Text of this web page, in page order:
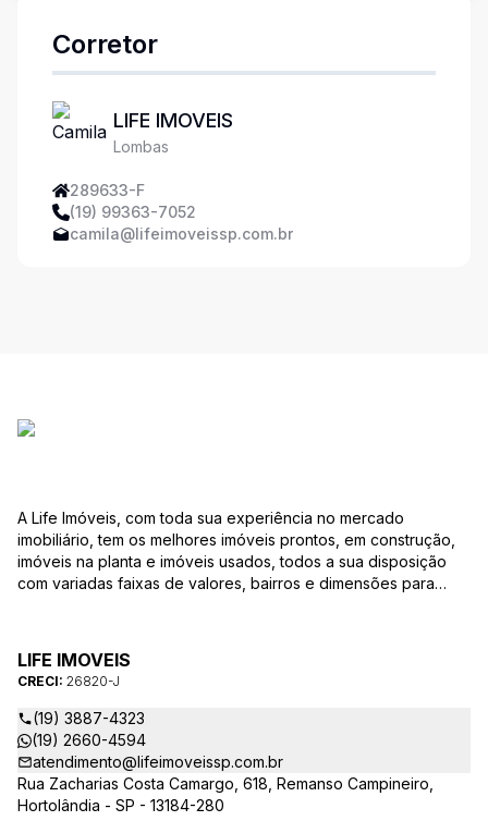
Corretor
LIFE IMOVEIS
Lombas
289633-F
(19) 99363-7052
camila@lifeimoveissp.com.br
A Life Imóveis, com toda sua experiência no mercado
imobiliário, tem os melhores imóveis prontos, em construção,
imóveis na planta e imóveis usados, todos a sua disposição
com variadas faixas de valores, bairros e dimensões para
as suas dúvidas sobre casas, apartamentos, terrenos, salas
comerciais e outros produtos imobiliários.
LIFE IMOVEIS
CRECI: 26820-J
(19) 3887-4323
(19) 2660-4594
atendimento@lifeimoveissp.com.br
Rua Zacharias Costa Camargo, 618, Remanso Campineiro,
Hortolândia - SP - 13184-280